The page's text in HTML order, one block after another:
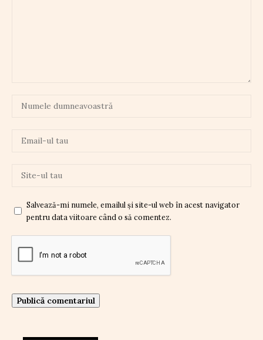
Salvează-mi numele, emailul și site-ul web în acest navigator
pentru data viitoare când o să comentez.